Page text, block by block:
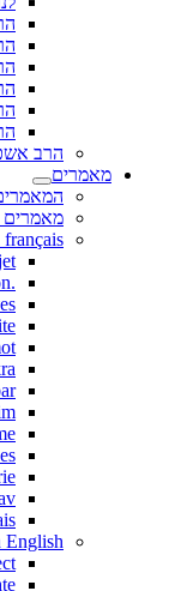
הרב
מאמרים
.Articles en français - par ordre chron
English